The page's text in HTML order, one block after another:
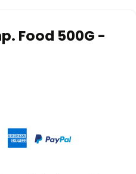
Food 500G -